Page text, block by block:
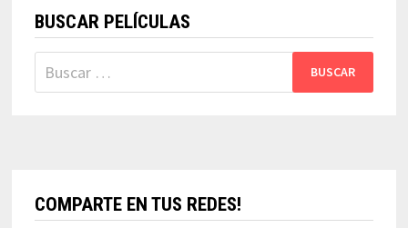
BUSCAR PELÍCULAS
Buscar:
COMPARTE EN TUS REDES!